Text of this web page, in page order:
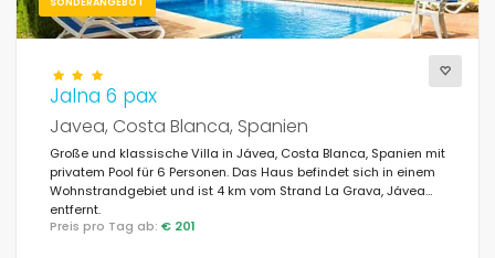
Privater Pool (339)
Jacuzzi
Sauna (5)
Klimaanlage (438)
Wi-Fi (466)
Jalna 6 pax
Javea, Costa Blanca, Spanien
Große und klassische Villa in Jávea, Costa Blanca, Spanien mit
privatem Pool für 6 Personen. Das Haus befindet sich in einem
Wohnstrandgebiet und ist 4 km vom Strand La Grava, Jávea
entfernt.
Preis pro Tag ab: € 201